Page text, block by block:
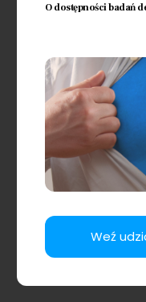
Jeżeli w
Państwo
zagadnienie
wiadomości
O dostępności badań
Weź